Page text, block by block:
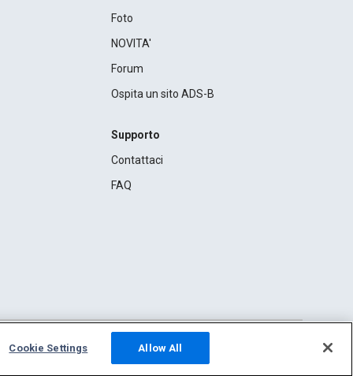
Foto
NOVITA'
Forum
Ospita un sito ADS-B
Supporto
Contattaci
FAQ
Cookie Settings Allow All